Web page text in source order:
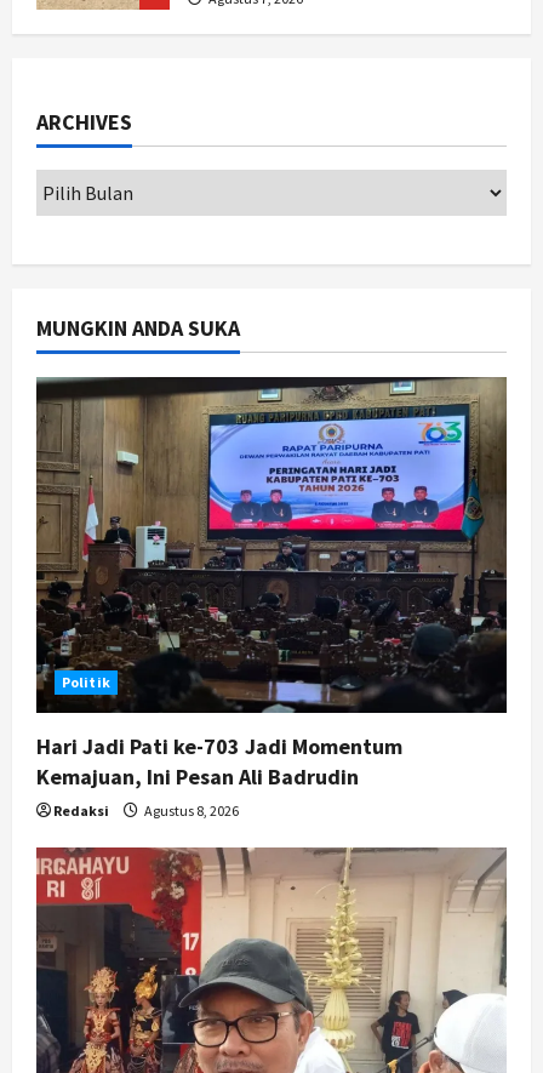
2
Politik
Cagar Budaya RSUD Soewondo Jadi
Sorotan, Hasil Kajian Tim Provinsi
Segera Keluar
Agustus 7, 2026
5
Nasional
BRIN Kembangkan Sepatu Murah
Mulai Rp75 Ribu untuk Sekolah
Rakyat
Agustus 7, 2026
ARCHIVES
MUNGKIN ANDA SUKA
Politik
Hari Jadi Pati ke-703 Jadi Momentum
Kemajuan, Ini Pesan Ali Badrudin
Redaksi Agustus 8, 2026